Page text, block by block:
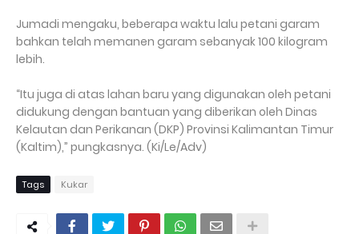
Jumadi mengaku, beberapa waktu lalu petani garam
bahkan telah memanen garam sebanyak 100 kilogram
lebih.
“Itu juga di atas lahan baru yang digunakan oleh petani
didukung dengan bantuan yang diberikan oleh Dinas
Kelautan dan Perikanan (DKP) Provinsi Kalimantan Timur
(Kaltim),” pungkasnya. (Ki/Le/Adv)
Tags Kukar